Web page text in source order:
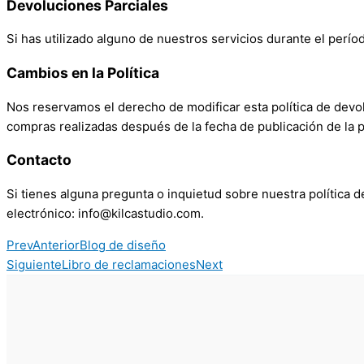
Devoluciones Parciales
Si has utilizado alguno de nuestros servicios durante el
Cambios en la Política
Nos reservamos el derecho de modificar esta política de
compras realizadas después de la fecha de publicación de la
Contacto
Si tienes alguna pregunta o inquietud sobre nuestra política
electrónico: info@kilcastudio.com.
PrevAnteriorBlog de diseño
SiguienteLibro de reclamacionesNext